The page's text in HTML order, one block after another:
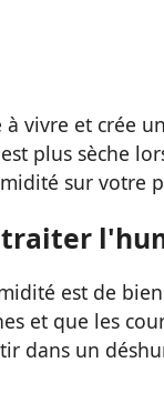
vivre et crée
plus sèche
sur votre
traiter
est de
et que les
dans un